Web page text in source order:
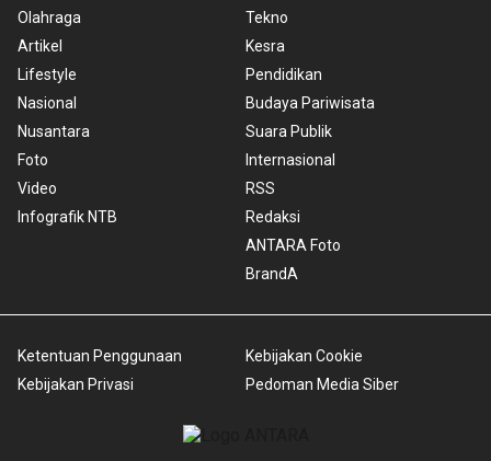
Olahraga
Artikel
Lifestyle
Nasional
Nusantara
Foto
Video
Infografik NTB
Tekno
Kesra
Pendidikan
Budaya Pariwisata
Suara Publik
Internasional
RSS
Redaksi
ANTARA Foto
BrandA
Ketentuan Penggunaan
Kebijakan Privasi
Kebijakan Cookie
Pedoman Media Siber